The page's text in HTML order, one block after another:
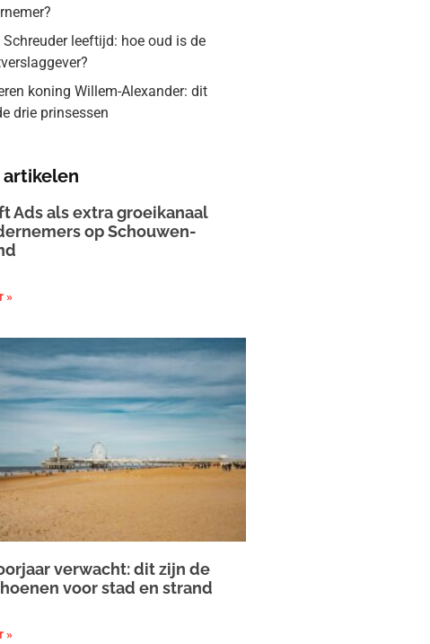
leeftijd: hoe oud is de
koning Willem-Alexander: dit
drie prinsessen
Ads als extra groeikanaal
op Schouwen-
»
verwacht: dit zijn de
voor stad en strand
»